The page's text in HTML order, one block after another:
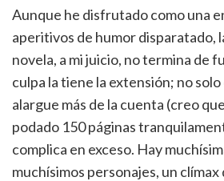
Aunque he disfrutado como una
aperitivos de humor disparatado,
novela, a mi juicio, no termina de
culpa la tiene la extensión; no
alargue más de la cuenta (creo
podado 150 páginas
complica en exceso. Hay
muchísimos personajes, un